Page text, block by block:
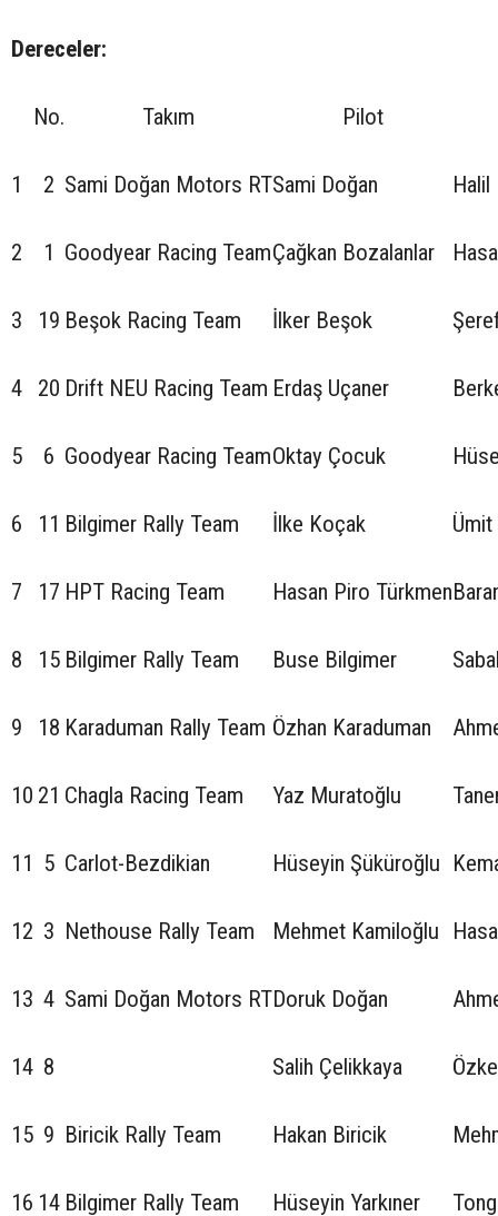
Dereceler:
No. Takım Pilot
1 2 Sami Doğan Motors RTSami Doğan Halil
2 1 Goodyear Racing TeamÇağkan Bozalanlar
3 19 Beşok Racing Team İlker Beşok
4 20 Drift NEU Racing Team Erdaş Uçaner
5 6 Goodyear Racing TeamOktay Çocuk
6 11 Bilgimer Rally Team İlke Koçak
7 17 HPT Racing Team Hasan Piro Türkmen
8 15 Bilgimer Rally Team Buse Bilgimer
9 18 Karaduman Rally Team Özhan Karaduman
10 21 Chagla Racing Team Yaz Muratoğlu
11 5 Carlot-Bezdikian Hüseyin Şüküroğlu
12 3 Nethouse Rally Team Mehmet Kamiloğlu
13 4 Sami Doğan Motors RTDoruk Doğan
14 8 Salih Çelikkaya
15 9 Biricik Rally Team Hakan Biricik
16 14 Bilgimer Rally Team Hüseyin Yarkıner